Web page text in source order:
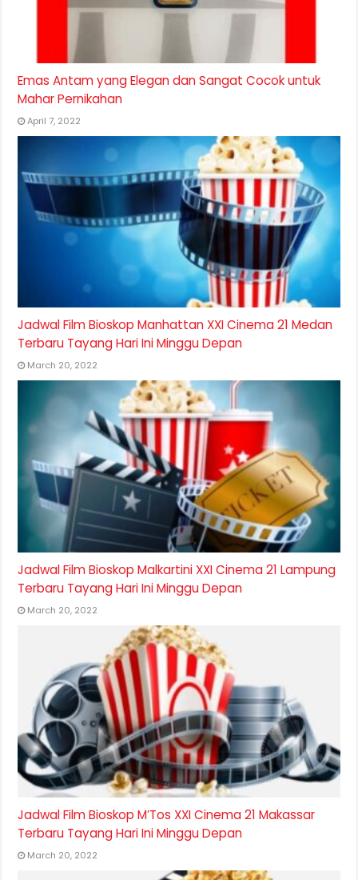
Emas Antam yang Elegan dan Sangat Cocok untuk
Mahar Pernikahan
April 7, 2022
Jadwal Film Bioskop Manhattan XXI Cinema 21 Medan
Terbaru Tayang Hari Ini Minggu Depan
March 20, 2022
Jadwal Film Bioskop Malkartini XXI Cinema 21 Lampung
Terbaru Tayang Hari Ini Minggu Depan
March 20, 2022
Jadwal Film Bioskop M’Tos XXI Cinema 21 Makassar
Terbaru Tayang Hari Ini Minggu Depan
March 20, 2022